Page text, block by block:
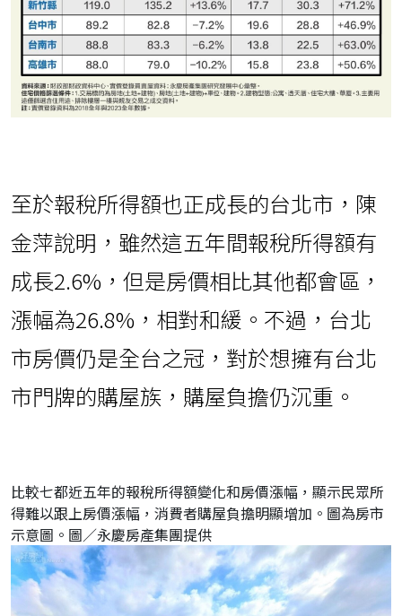
至於報稅所得額也正成長的台北市，陳
金萍說明，雖然這五年間報稅所得額有
成長2.6%，但是房價相比其他都會區，
漲幅為26.8%，相對和緩。不過，台北
市房價仍是全台之冠，對於想擁有台北
市門牌的購屋族，購屋負擔仍沉重。
比較七都近五年的報稅所得額變化和房價漲幅，顯示民眾所
得難以跟上房價漲幅，消費者購屋負擔明顯增加。圖為房市
示意圖。圖／永慶房產集團提供